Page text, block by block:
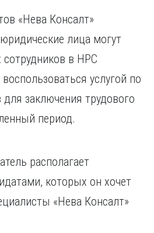
«Нева Консалт»
лица могут
сотрудников в НРС
услугой по
заключения трудового
период.
располагает
которых он хочет
«Нева Консалт»